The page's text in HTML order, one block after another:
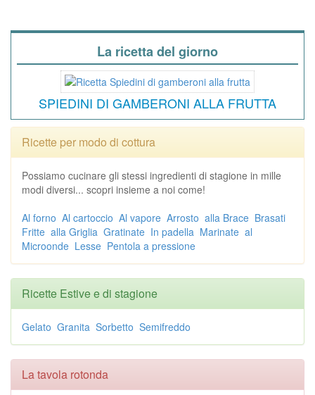
La ricetta del giorno
SPIEDINI DI GAMBERONI ALLA FRUTTA
Ricette per modo di cottura
Possiamo cucinare gli stessi ingredienti di stagione in mille
modi diversi... scopri insieme a noi come!
Al forno Al cartoccio Al vapore Arrosto alla Brace Brasati
Fritte alla Griglia Gratinate In padella Marinate al
Microonde Lesse Pentola a pressione
Ricette Estive e di stagione
Gelato Granita Sorbetto Semifreddo
La tavola rotonda